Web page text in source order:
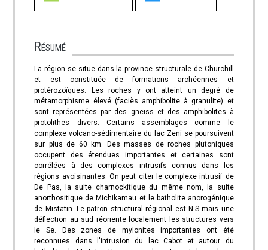
Résumé
La région se situe dans la province structurale de Churchill
et est constituée de formations archéennes et
protérozoïques. Les roches y ont atteint un degré de
métamorphisme élevé (faciès amphibolite à granulite) et
sont représentées par des gneiss et des amphibolites à
protolithes divers. Certains assemblages comme le
complexe volcano-sédimentaire du lac Zeni se poursuivent
sur plus de 60 km. Des masses de roches plutoniques
occupent des étendues importantes et certaines sont
corrélées à des complexes intrusifs connus dans les
régions avoisinantes. On peut citer le complexe intrusif de
De Pas, la suite charnockitique du même nom, la suite
anorthositique de Michikamau et le batholite anorogénique
de Mistatin. Le patron structural régional est N-S mais une
déflection au sud réoriente localement les structures vers
le Se. Des zones de mylonites importantes ont été
reconnues dans l'intrusion du lac Cabot et autour du